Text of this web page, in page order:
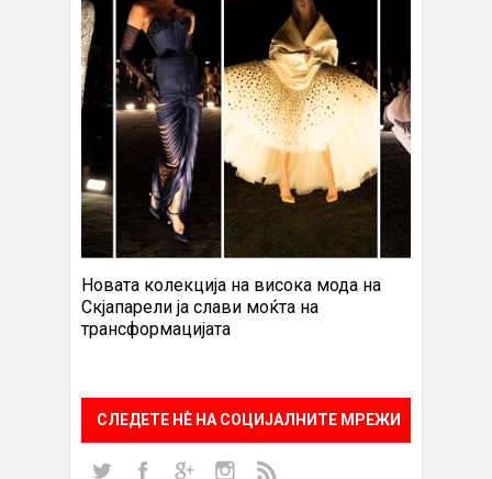
Новата колекција на висока мода на
Скјапарели ја слави моќта на
трансформацијата
СЛЕДЕТЕ НÈ НА СОЦИЈАЛНИТЕ МРЕЖИ